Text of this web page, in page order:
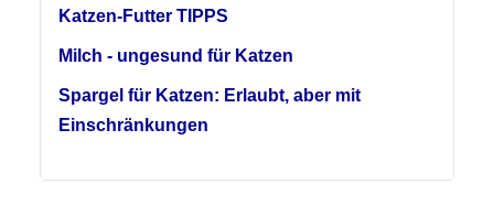
Katzen-Futter TIPPS
Milch - ungesund für Katzen
Spargel für Katzen: Erlaubt, aber mit
Einschränkungen